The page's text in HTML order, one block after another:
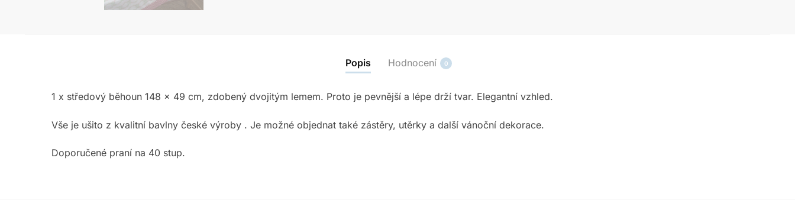
Popis Hodnocení 0
1 x středový běhoun 148 x 49 cm, zdobený dvojitým lemem. Proto je pevnější a lépe drží tvar. Elegantní vzhled.
Vše je ušito z kvalitní bavlny české výroby . Je možné objednat také zástěry, utěrky a další vánoční dekorace.
Doporučené praní na 40 stup.